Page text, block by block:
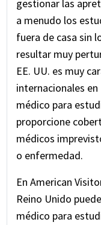
gestionar las
a menudo los
fuera de casa sin
resultar muy
EE. UU. es muy
internacionales en
médico para
proporcione
médicos
o enfermedad.
En American
Reino Unido
médico para